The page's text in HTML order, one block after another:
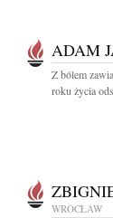
ADAM
Z bólem
roku życia
WROCŁAW